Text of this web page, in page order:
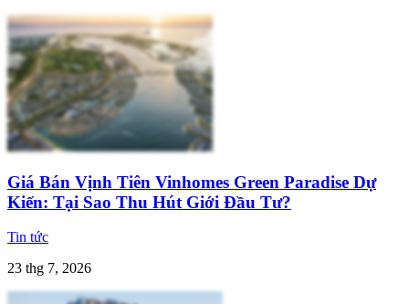
Giá Bán Vịnh Tiên Vinhomes Green Paradise Dự
Kiến: Tại Sao Thu Hút Giới Đầu Tư?
Tin tức
23 thg 7, 2026